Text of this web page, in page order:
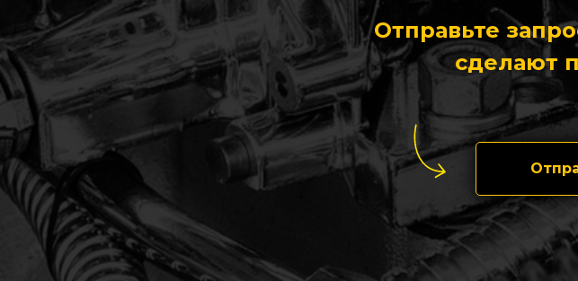
Отправьте
сделают